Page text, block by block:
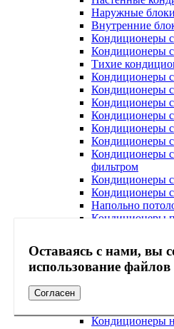
Оставаясь с нами, вы
использование файлов
Согласен
Наружные
Внутренние
Кондиционеры
Кондиционеры
Тихие
Кондиционеры
Кондиционеры с
Кондиционеры с
Кондиционеры
Кондиционеры с
Кондиционеры с
Кондиционеры
фильтром
Кондиционеры
Кондиционеры
Напольно
Кондиционеры
Кондиционеры
Кондиционеры
Кондиционеры